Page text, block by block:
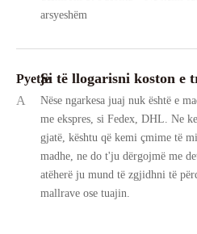
arsyeshëm
PyetjeSi të llogarisni koston e
A
Nëse ngarkesa juaj nuk është e
me ekspres, si Fedex, DHL. Ne
gjatë, kështu që kemi çmime të
madhe, ne do t'ju dërgojmë me
atëherë ju mund të zgjidhni të
mallrave ose tuajin.